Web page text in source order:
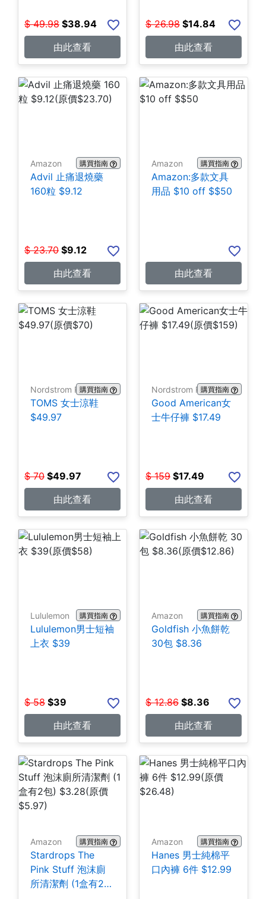
$ 49.98 $38.94
由此查看
$ 26.98 $14.84
由此查看
Amazon 購買指南
Advil 止痛退燒藥
160粒 $9.12
$ 23.70 $9.12
由此查看
Amazon 購買指南
Amazon:多款文具
用品 $10 off $$50
由此查看
Nordstrom Rack購買指南
TOMS 女士涼鞋
$49.97
$ 70 $49.97
由此查看
Nordstrom Rack購買指南
Good American女
士牛仔褲 $17.49
$ 159 $17.49
由此查看
Lululemon 購買指南
Lululemon男士短袖
上衣 $39
$ 58 $39
由此查看
Amazon 購買指南
Goldfish 小魚餅乾
30包 $8.36
$ 12.86 $8.36
由此查看
Amazon 購買指南
Stardrops The
Pink Stuff 泡沫廁
所清潔劑 (1盒有2
Amazon 購買指南
Hanes 男士純棉平
口內褲 6件 $12.99